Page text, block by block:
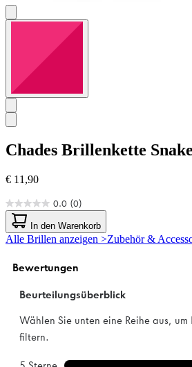
Chades Brillenkette Snake
€ 11,90
0.0 (0)
0.0
von
5
Sternen.
In den Warenkorb
Alle Brillen anzeigen >Zubehör &